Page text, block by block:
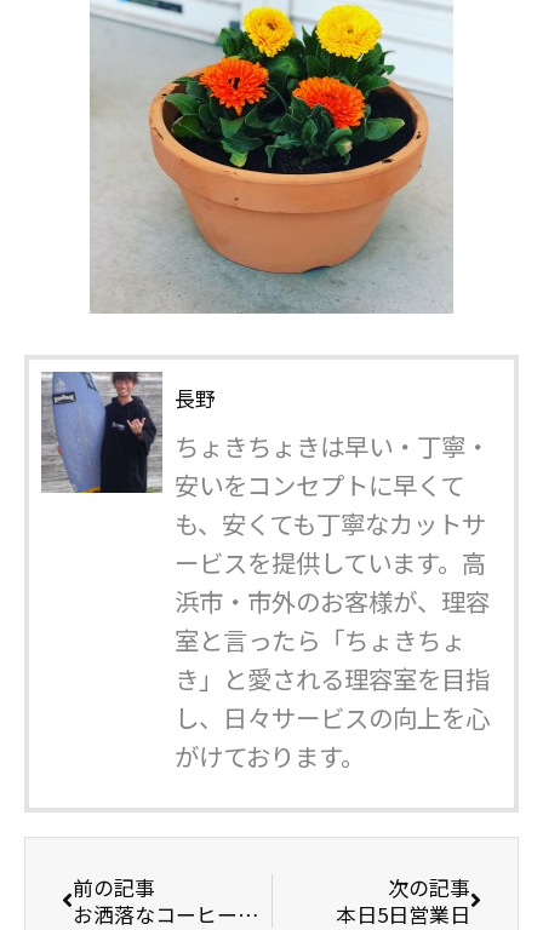
長野
ちょきちょきは早い・丁寧・
安いをコンセプトに早くて
も、安くても丁寧なカットサ
ービスを提供しています。高
浜市・市外のお客様が、理容
室と言ったら「ちょきちょ
き」と愛される理容室を目指
し、日々サービスの向上を心
がけております。
前の記事
お洒落なコーヒー屋さん
次の記事
本日5日営業日